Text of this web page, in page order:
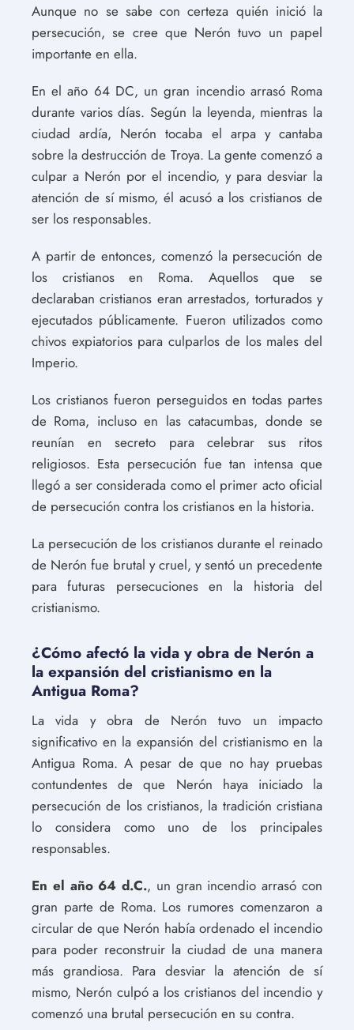
Aunque no se sabe con certeza quién inició la
persecución, se cree que Nerón tuvo un papel
importante en ella.
En el año 64 DC, un gran incendio arrasó Roma
durante varios días. Según la leyenda, mientras la
ciudad ardía, Nerón tocaba el arpa y cantaba
sobre la destrucción de Troya. La gente comenzó a
culpar a Nerón por el incendio, y para desviar la
atención de sí mismo, él acusó a los cristianos de
ser los responsables.
A partir de entonces, comenzó la persecución de
los cristianos en Roma. Aquellos que se
declaraban cristianos eran arrestados, torturados y
ejecutados públicamente. Fueron utilizados como
chivos expiatorios para culparlos de los males del
Imperio.
Los cristianos fueron perseguidos en todas partes
de Roma, incluso en las catacumbas, donde se
reunían en secreto para celebrar sus ritos
religiosos. Esta persecución fue tan intensa que
llegó a ser considerada como el primer acto oficial
de persecución contra los cristianos en la historia.
La persecución de los cristianos durante el reinado
de Nerón fue brutal y cruel, y sentó un precedente
para futuras persecuciones en la historia del
cristianismo.
¿Cómo afectó la vida y obra de Nerón a
la expansión del cristianismo en la
Antigua Roma?
La vida y obra de Nerón tuvo un impacto
significativo en la expansión del cristianismo en la
Antigua Roma. A pesar de que no hay pruebas
contundentes de que Nerón haya iniciado la
persecución de los cristianos, la tradición cristiana
lo considera como uno de los principales
responsables.
En el año 64 d.C., un gran incendio arrasó con
gran parte de Roma. Los rumores comenzaron a
circular de que Nerón había ordenado el incendio
para poder reconstruir la ciudad de una manera
más grandiosa. Para desviar la atención de sí
mismo, Nerón culpó a los cristianos del incendio y
comenzó una brutal persecución en su contra.